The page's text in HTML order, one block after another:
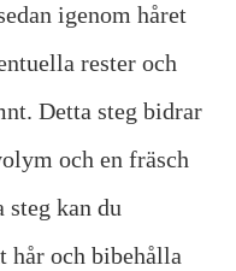
igenom håret
rester och
Detta steg bidrar
och en fräsch
kan du
hår och bibehålla